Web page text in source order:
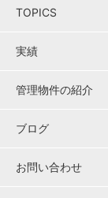
TOPICS
実績
管理物件の紹介
ブログ
お問い合わせ